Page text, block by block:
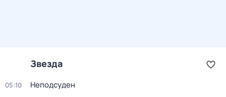
Звезда
05:10 Неподсуден